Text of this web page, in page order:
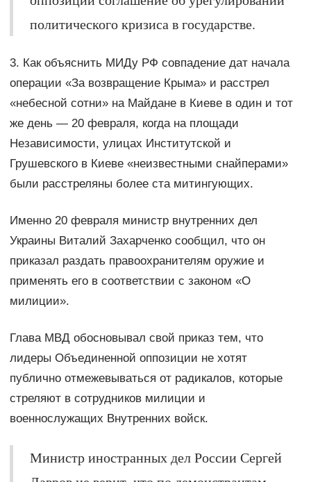
политического кризиса в государстве.
3. Как объяснить МИДу РФ совпадение дат начала
операции «За возвращение Крыма» и расстрел
«небесной сотни» на Майдане в Киеве в один и тот
же день — 20 февраля, когда на площади
Независимости, улицах Институтской и
Грушевского в Киеве «неизвестными снайперами»
были расстреляны более ста митингующих.
Именно 20 февраля министр внутренних дел
Украины Виталий Захарченко сообщил, что он
приказал раздать правоохранителям оружие и
применять его в соответствии с законом «О
милиции».
Глава МВД обосновывал свой приказ тем, что
лидеры Объединенной оппозиции не хотят
публично отмежевываться от радикалов, которые
стреляют в сотрудников милиции и
военнослужащих Внутренних войск.
Министр иностранных дел России Сергей